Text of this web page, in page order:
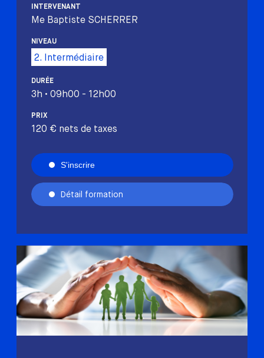
INTERVENANT
Me Baptiste SCHERRER
NIVEAU
2. Intermédiaire
DURÉE
3h • 09h00 - 12h00
PRIX
120 € nets de taxes
S'inscrire
Détail formation